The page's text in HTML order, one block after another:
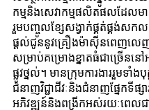
កម្មនិងសេវាកម្មផលិតផលដែលម
រួមបញ្ចូលខ្សែសង្វាក់ផ្គត់ផ្គង់សកល។
ផ្តល់ជូននូវគ្រឿងម៉ាស៊ីនពេញលេញ
សម្រាប់គម្រោងខ្នាតធំជាច្រើននៅ
ផ្លូវថ្នល់។ មានក្រុមការងាររួមទ
ជំនាញវិជ្ជាជីវៈនិងជំនាញផ្នែកទីផ្
អភិវឌ្ឍន៍និងពង្រីកអស់រយៈពេល